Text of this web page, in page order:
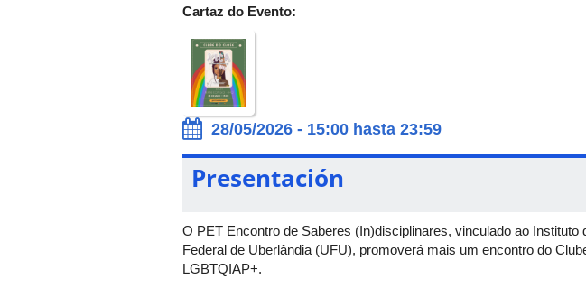
Cartaz do Evento:
28/05/2026 - 15:00 hasta 23:59
Presentación
O PET Encontro de Saberes (In)disciplinares, vinculado ao
Federal de Uberlândia (UFU), promoverá mais um encontro do
LGBTQIAP+.